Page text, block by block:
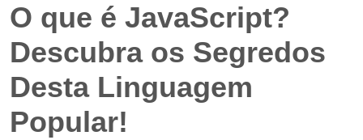
O que é JavaScript?
Descubra os Segredos
Desta Linguagem
Popular!